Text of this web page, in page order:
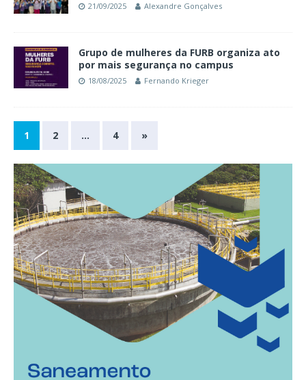
21/09/2025 Alexandre Gonçalves
Grupo de mulheres da FURB organiza ato
por mais segurança no campus
18/08/2025 Fernando Krieger
1 2 … 4 »